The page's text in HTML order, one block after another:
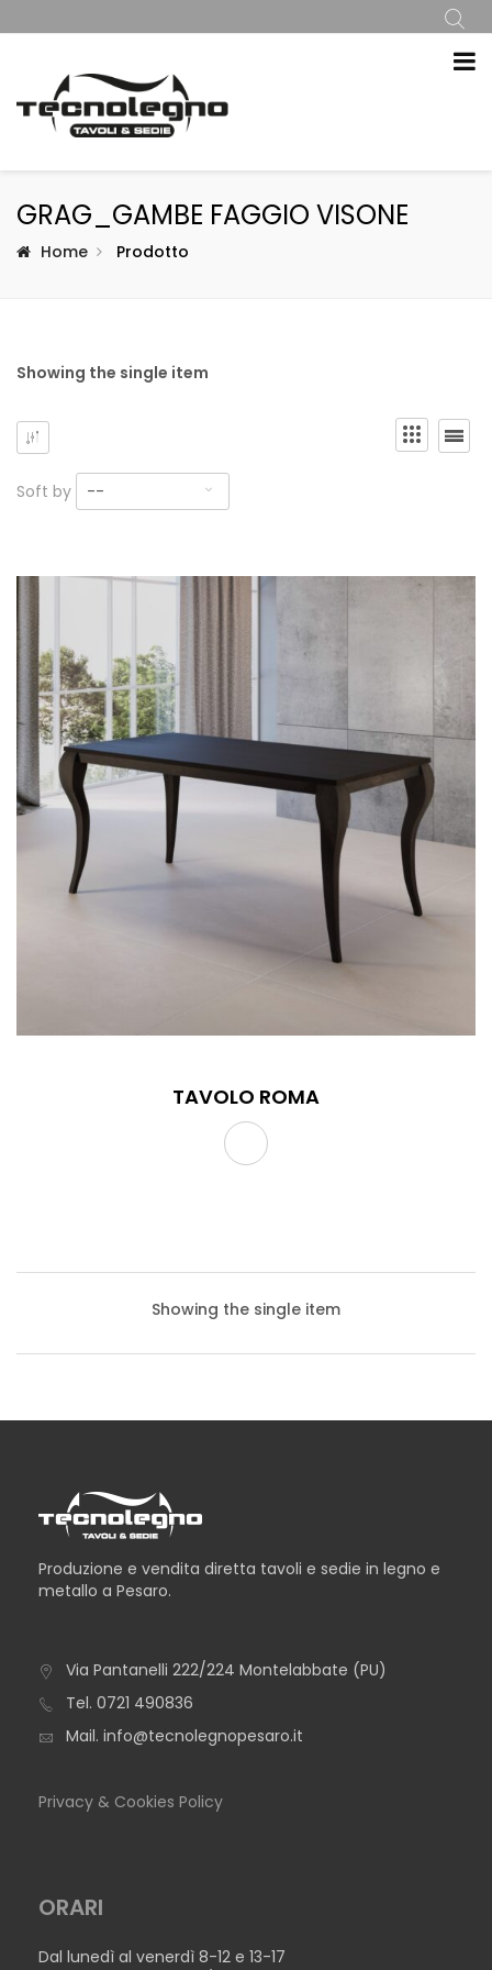
GRAG_GAMBE FAGGIO VISONE
Home Prodotto
Showing the single item
Soft by --
TAVOLO ROMA
TAVOLO ROMA
Showing the single item
Produzione e vendita diretta tavoli e sedie in legno e
metallo a Pesaro.
Via Pantanelli 222/224 Montelabbate (PU)
Tel. 0721 490836
Mail. info@tecnolegnopesaro.it
Privacy & Cookies Policy
ORARI
Dal lunedì al venerdì 8-12 e 13-17